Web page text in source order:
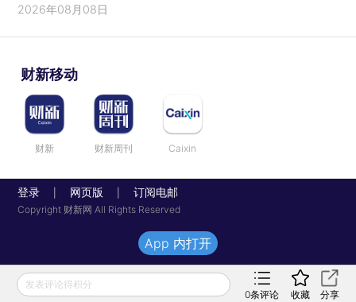
2026年08月08日
财新移动
财新 财新周刊 Caixin
登录 网页版 订阅电邮
Copyright 财新网 All Rights Reserved
发表评论得积分
0条评论 收藏 分享
App 内打开